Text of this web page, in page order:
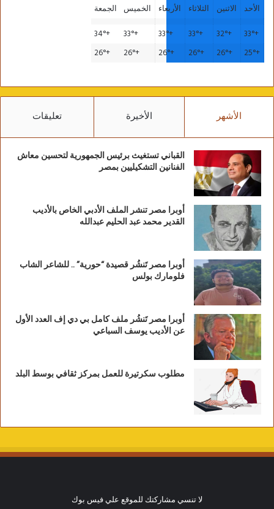
الأحد
الاثنين الثلاثاء الأربعاء الخميس الجمعة
+
33°
+
32°
+
33°
+
33°
+
33°
+
34°
+
25°
+
26°
+
26°
+
26°
+
26°
+
26°
الأشهر الأخيرة تعليقات
القباني تستغيث برئيس الجمهورية لتحسين معاش
الفنانين التشكيليين بمصر
أوبرا مصر تنشر الملف الأدبي الخاص بالأديب
القدير محمد عبد الحليم عبدالله
أوبرا مصر تَنشُر قصيدة “حورية” .. للشاعر الشاب
فلومارك بولس
أوبرا مصر تَنشُر ملف كامل بي دي إف العدد الأول
عن الأديب يوسف السباعي
مطلوب سكرتيرة للعمل بمركز ثقافي بوسط البلد
لا تنسي مشاركتك للموقع علي فيس بوك